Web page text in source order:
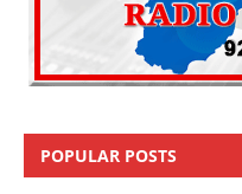
POPULAR POSTS